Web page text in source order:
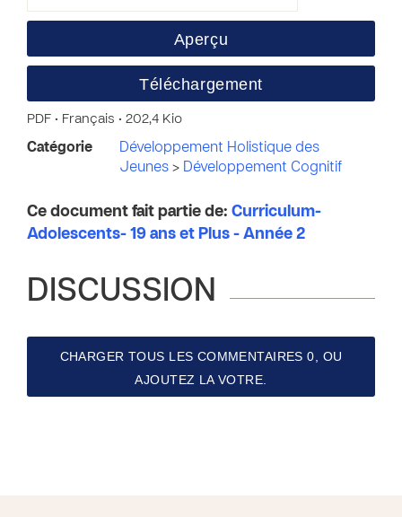
Aperçu
Téléchargement
PDF • Français • 202,4 Kio
Catégorie
Développement Holistique des
Jeunes > Développement Cognitif
Ce document fait partie de: Curriculum-
Adolescents- 19 ans et Plus - Année 2
DISCUSSION
CHARGER TOUS LES COMMENTAIRES 0, OU
AJOUTEZ LA VOTRE.